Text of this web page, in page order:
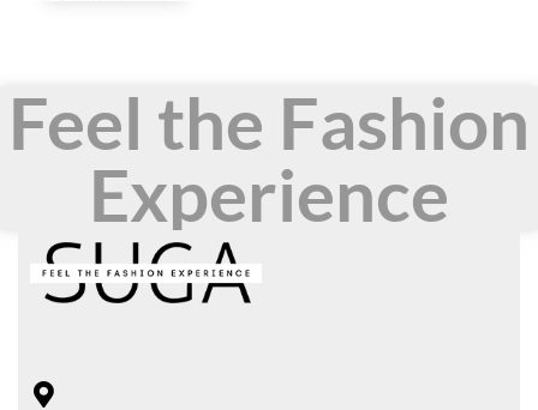
Feel the Fashion
Experience